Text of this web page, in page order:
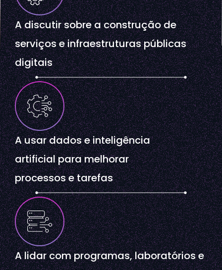
A discutir sobre a construção de
serviços e infraestruturas públicas
digitais
A usar dados e inteligência
artificial para melhorar
processos e tarefas
A lidar com programas, laboratórios e